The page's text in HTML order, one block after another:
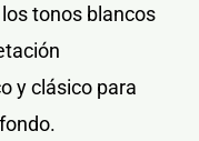
tonos blancos
y clásico para